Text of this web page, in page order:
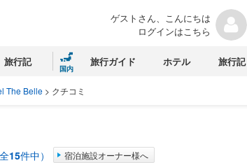
ゲストさん、こんにちは
ログインはこちら
旅行記
国内
旅行ガイド ホテル 旅行記
The Belle > クチコミ
15件中） 宿泊施設オーナー様へ